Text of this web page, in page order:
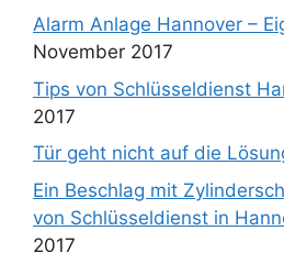
Alarm Anlage Hannover –
November 2017
Tips von Schlüsseldienst
2017
Tür geht nicht auf die
Ein Beschlag mit
von Schlüsseldienst in
2017